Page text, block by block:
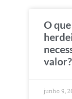
O
valor?
junho 9,